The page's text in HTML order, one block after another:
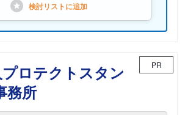
検討リストに追加
ロテクトスタン
務所
PR